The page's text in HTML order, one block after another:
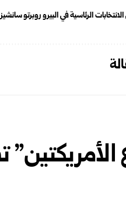
الرئاسية في البيرو روبرتو سانشيز